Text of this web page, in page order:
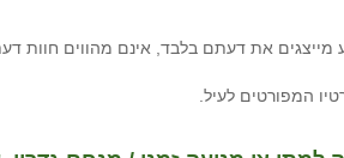
מייצגים את דעתם בלבד, אינם מהווים
המפורטים לעיל.